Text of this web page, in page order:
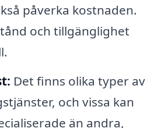
påverka kostnaden.
och tillgänglighet
Det finns olika typer av
och vissa kan
än andra,